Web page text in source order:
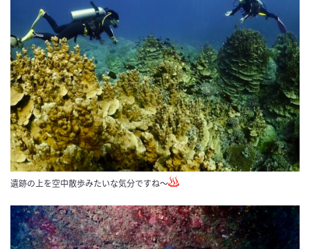
遺跡の上を空中散歩みたいな気分ですね～